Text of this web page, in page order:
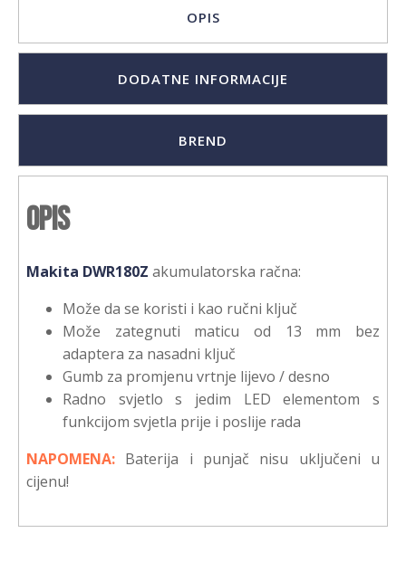
OPIS
DODATNE INFORMACIJE
BREND
Opis
Makita DWR180Z akumulatorska račna:
Može da se koristi i kao ručni ključ
Može zategnuti maticu od 13 mm bez
adaptera za nasadni ključ
Gumb za promjenu vrtnje lijevo / desno
Radno svjetlo s jedim LED elementom s
funkcijom svjetla prije i poslije rada
NAPOMENA: Baterija i punjač nisu uključeni u
cijenu!